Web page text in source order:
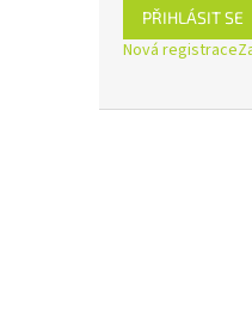
PŘIHLÁSIT SE
Nová registrace